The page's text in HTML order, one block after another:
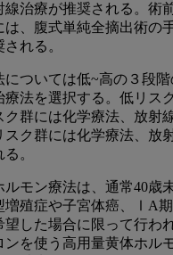
線治療が推奨される。
は、腹式単純全摘出術の
れる。
ついては低~高の３段
療法を選択する。低リス
ク群には化学療法、放射
スク群には化学療法、放
。
モン療法は、通常40歳
増殖症や子宮体癌、ⅠA
望した場合に限って行わ
ンを使う高用量黄体ホル